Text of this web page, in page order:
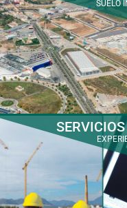
SUELO